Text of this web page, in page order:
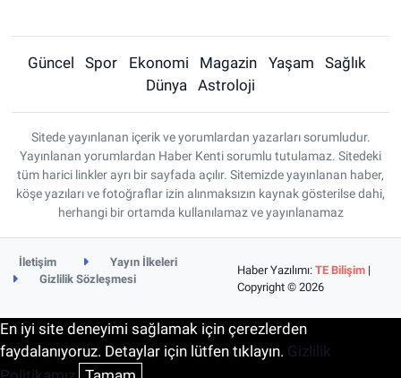
Güncel Spor Ekonomi Magazin Yaşam
Sağlık
Dünya
Astroloji
Sitede yayınlanan içerik ve yorumlardan yazarları sorumludur.
Yayınlanan yorumlardan Haber Kenti sorumlu tutulamaz. Sitedeki
tüm harici linkler ayrı bir sayfada açılır. Sitemizde yayınlanan haber,
köşe yazıları ve fotoğraflar izin alınmaksızın kaynak gösterilse dahi,
herhangi bir ortamda kullanılamaz ve yayınlanamaz
İletişim
Yayın İlkeleri
Gizlilik Sözleşmesi
Haber Yazılımı:TE Bilişim |
Copyright © 2026
En iyi site deneyimi sağlamak için çerezlerden
faydalanıyoruz. Detaylar için lütfen tıklayın. Gizlilik